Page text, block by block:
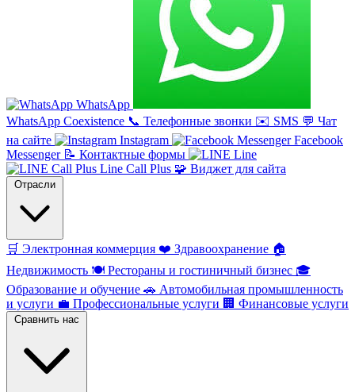
WhatsApp
WhatsApp Coexistence 📞 Телефонные звонки ✉️ SMS 💬 Чат
на сайте
Instagram
Facebook
Messenger 📝 Контактные формы
Line
Line Call Plus 🧩 Виджет для сайта
Отрасли
🛒 Электронная коммерция ❤️ Здравоохранение 🏠
Недвижимость 🍽️ Рестораны и гостиничный бизнес 🎓
Образование и обучение 🚗 Автомобильная промышленность
и услуги 💼 Профессиональные услуги 🏢 Финансовые услуги
Сравнить нас